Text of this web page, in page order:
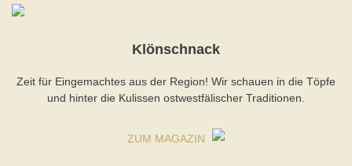
Klönschnack
Zeit für Eingemachtes aus der Region! Wir schauen in die Töpfe
und hinter die Kulissen ostwestfälischer Traditionen.
ZUM MAGAZIN